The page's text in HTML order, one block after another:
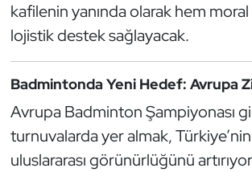
kafilenin yanında olarak hem
lojistik destek sağlayacak.
Badmintonda Yeni Hedef: Avrupa
Avrupa Badminton Şampiyonası
turnuvalarda yer almak,
uluslararası görünürlüğünü
Paralimpik
Ragbi
Satranç
Su Topu